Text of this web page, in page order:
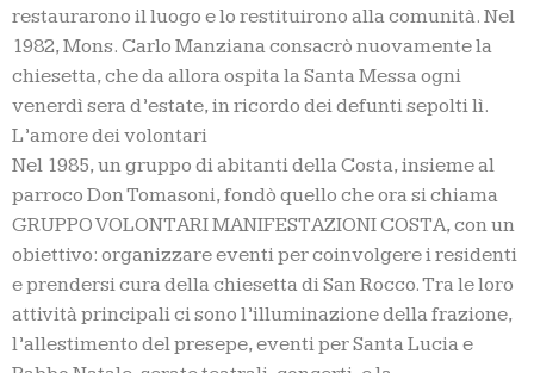
restaurarono il luogo e lo restituirono alla comunità. Nel
1982, Mons. Carlo Manziana consacrò nuovamente la
chiesetta, che da allora ospita la Santa Messa ogni
venerdì sera d’estate, in ricordo dei defunti sepolti lì.
L’amore dei volontari
Nel 1985, un gruppo di abitanti della Costa, insieme al
parroco Don Tomasoni, fondò quello che ora si chiama
GRUPPO VOLONTARI MANIFESTAZIONI COSTA, con un
obiettivo: organizzare eventi per coinvolgere i residenti
e prendersi cura della chiesetta di San Rocco. Tra le loro
attività principali ci sono l’illuminazione della frazione,
l’allestimento del presepe, eventi per Santa Lucia e